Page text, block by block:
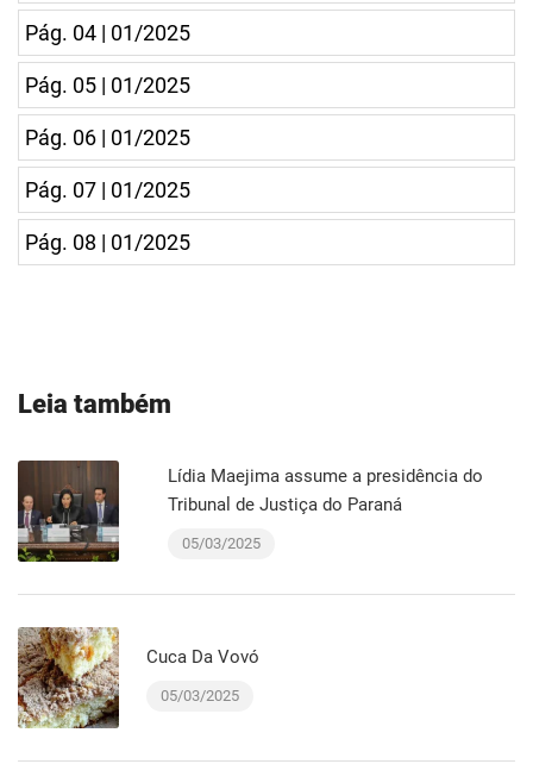
Pág. 04 | 01/2025
Pág. 05 | 01/2025
Pág. 06 | 01/2025
Pág. 07 | 01/2025
Pág. 08 | 01/2025
Leia também
Lídia Maejima assume a presidência do
Tribunal de Justiça do Paraná
05/03/2025
Cuca Da Vovó
05/03/2025